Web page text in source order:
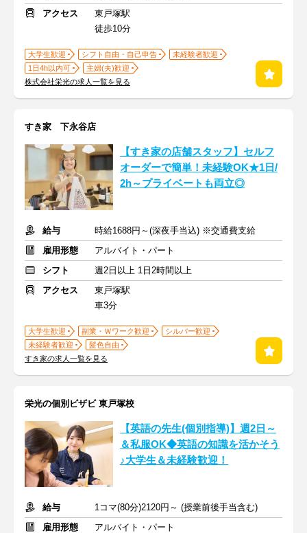
アクセス
東戸塚駅
徒歩10分
大学生歓迎 シフト自由・自己申告
未経験者歓迎
1日4h以内可
主婦(夫)歓迎
株式会社栄光の求人一覧を見る
すき家 下永谷店
【すき家の店舗スタッフ】セルフ
オーダーで簡単！未経験OK★1日/
2h～プライベートも両立◎
給与
時給1688円～(深夜手当込) ※交通費支給
雇用形態
アルバイト・パート
シフト
週2日以上 1日2時間以上
アクセス
東戸塚駅
車3分
大学生歓迎 副業・Ｗワーク歓迎
シルバー歓迎
未経験者歓迎
髪色自由
すき家の求人一覧を見る
栄光の個別ビザビ 東戸塚校
【英語の先生(個別指導)】週2日～
＆私服OK◆英語の知識を活かそう
♪大学生＆未経験歓迎！
給与
1コマ(80分)2120円～ (授業前後手当含む)
雇用形態
アルバイト・パート